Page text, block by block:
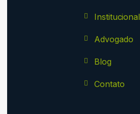
Institucional
Advogado
Blog
Contato